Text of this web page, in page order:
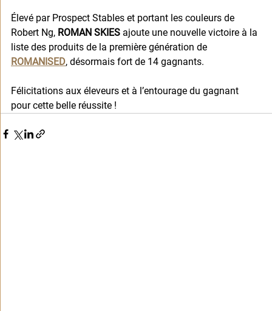
Élevé par Prospect Stables et portant les couleurs de
Robert Ng, ROMAN SKIES ajoute une nouvelle victoire à la
liste des produits de la première génération de
ROMANISED, désormais fort de 14 gagnants.
Félicitations aux éleveurs et à l’entourage du gagnant
pour cette belle réussite !